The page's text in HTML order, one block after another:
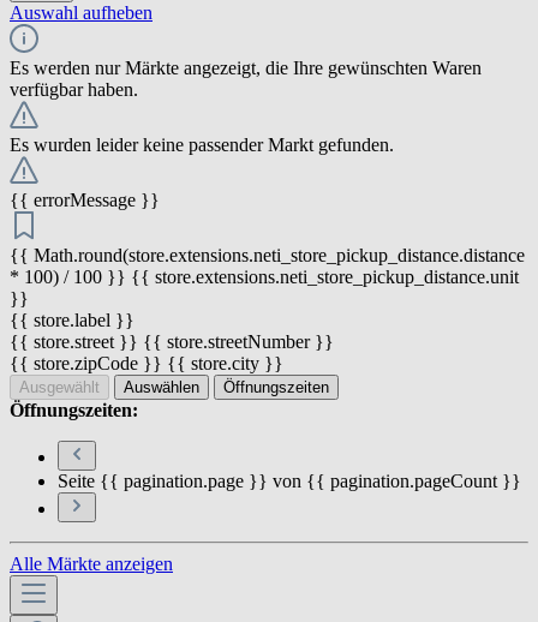
Auswahl aufheben
Es werden nur Märkte angezeigt, die Ihre gewünschten Waren
verfügbar haben.
Es wurden leider keine passender Markt gefunden.
{{ errorMessage }}
{{ Math.round(store.extensions.neti_store_pickup_distance.distance
* 100) / 100 }} {{ store.extensions.neti_store_pickup_distance.unit
}}
{{ store.label }}
{{ store.street }} {{ store.streetNumber }}
{{ store.zipCode }} {{ store.city }}
Ausgewählt Auswählen Öffnungszeiten
Öffnungszeiten:
Seite {{ pagination.page }} von {{ pagination.pageCount }}
Alle Märkte anzeigen